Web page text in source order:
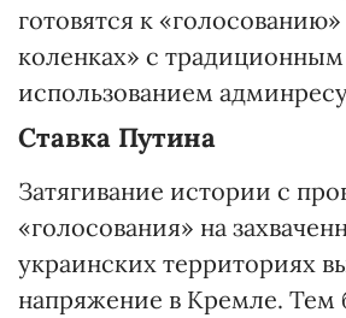
готовятся к
коленках» с
использованием
Ставка Путина
Затягивание истории с
«голосования» на
украинских территориях
напряжение в Кремле. Тем